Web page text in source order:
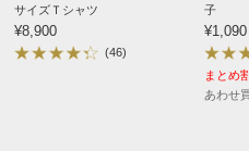
（3）予熱終了後、予熱と同
※お使いになるオーブンの機
度・調理時間が異なります
サイズＴシャツ
¥8,900
(46)
子
¥1,090
まとめ
あわせ